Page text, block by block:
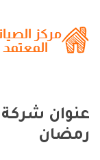
عنوان شركة
رمضان